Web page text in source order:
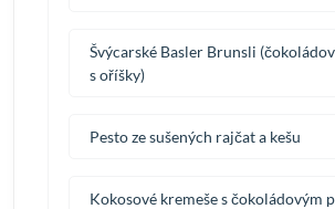
Švýcarské Basler Brunsli
s oříšky)
Pesto ze sušených rajčat a kešu
Kokosové kremeše s čokoládovým